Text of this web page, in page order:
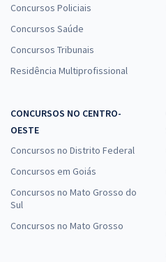
Concursos Policiais
Concursos Saúde
Concursos Tribunais
Residência Multiprofissional
CONCURSOS NO CENTRO-
OESTE
Concursos no Distrito Federal
Concursos em Goiás
Concursos no Mato Grosso do
Sul
Concursos no Mato Grosso